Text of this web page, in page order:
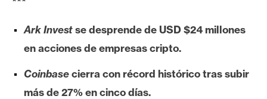
e
r
u
m
Ark Investse desprende de USD $24 millones
en acciones de empresas cripto.
Coinbasecierra con récord histórico tras subir
más de 27% en cinco días.